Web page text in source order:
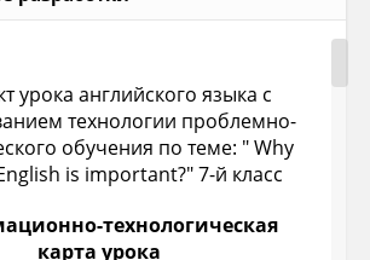
урока английского языка с
технологии проблемно-
обучения по теме: "Why
is important?"7-й класс
технологическая
карта урока